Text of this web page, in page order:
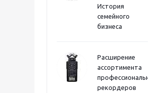
История
семейного
бизнеса
Расширение
ассортимента
профессиональных
рекордеров